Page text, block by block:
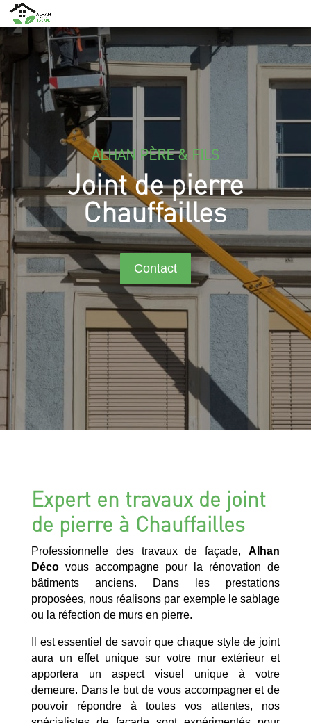
ALHAN PÈRE & FILS
Joint de pierre
Chauffailles
Contact
Expert en travaux de joint
de pierre à Chauffailles
Professionnelle des travaux de façade,Alhan
Décovous accompagne pour la rénovation de
bâtiments anciens. Dans les prestations
proposées, nous réalisons par exemple le sablage
ou la réfection de murs en pierre.
Il est essentiel de savoir que chaque style de joint
aura un effet unique sur votre mur extérieur et
apportera un aspect visuel unique à votre
demeure. Dans le but de vous accompagner et de
pouvoir répondre à toutes vos attentes, nos